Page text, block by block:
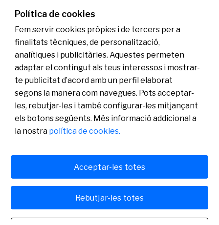
Coneix-nos
Sala de Premsa
Actualitat
Pla de Pensions d’Ocupació Banc Sabadell
Banco de Sabadell, S.A., Plaça de Sant Roc, núm. 20, 08201 Sabadell, inscrit en el Registre
Mercantil de Barcelona, tom/I.R.U.S. 1000152932861, foli 873, full B-1561, NIF
Política de cookies
Fem servir cookies pròpies i de tercers per a
finalitats tècniques, de personalització,
analítiques i publicitàries. Aquestes permeten
adaptar el contingut als teus interessos i mostrar-
te publicitat d’acord amb un perfil elaborat
segons la manera com navegues. Pots acceptar-
les, rebutjar-les i també configurar-les mitjançant
els botons següents. Més informació addicional a
la nostra política de cookies.
Rebutjar-les totes
Acceptar-les totes